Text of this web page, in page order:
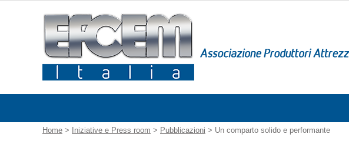
Home > Iniziative e Press room > Pubblicazioni > Un comparto solido e performante